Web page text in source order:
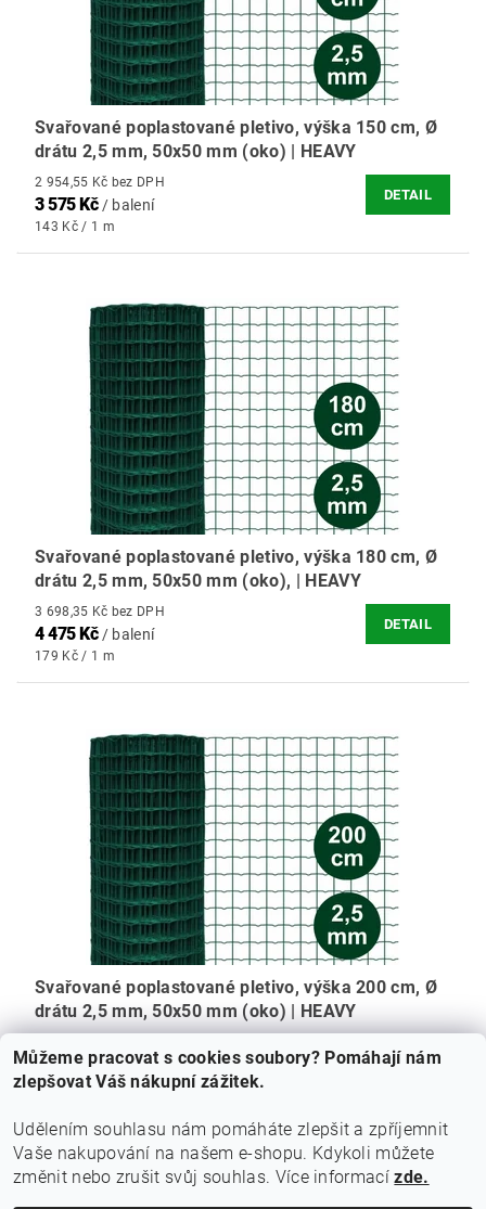
Svařované poplastované pletivo, výška 150 cm, Ø
drátu 2,5 mm, 50x50 mm (oko) | HEAVY
2 954,55 Kč bez DPH
3 575 Kč/ balení
143 Kč / 1 m
DETAIL
Svařované poplastované pletivo, výška 180 cm, Ø
drátu 2,5 mm, 50x50 mm (oko), | HEAVY
3 698,35 Kč bez DPH
4 475 Kč/ balení
179 Kč / 1 m
DETAIL
Svařované poplastované pletivo, výška 200 cm, Ø
drátu 2,5 mm, 50x50 mm (oko) | HEAVY
4 500 Kč/ balení
180 Kč / 1 m
DETAIL
Podmínky ochrany osobních údajů | Doprava a obchodní podmínky
| Formulář odstoupení od smlouvy
Můžeme pracovat s cookies soubory? Pomáhají nám
zlepšovat Váš nákupní zážitek.
Udělením souhlasu nám pomáháte zlepšit a zpříjemnit
Vaše nakupování na našem e-shopu. Kdykoli můžete
změnit nebo zrušit svůj souhlas. Více informacízde.